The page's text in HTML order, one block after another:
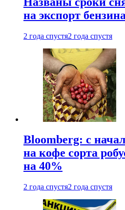
на экспорт
2 года спустя2 года спустя
Bloomberg: с
на кофе сорта
на 40%
2 года спустя2 года спустя